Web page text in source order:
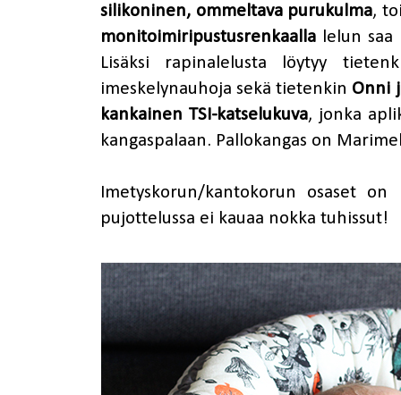
silikoninen, ommeltava purukulma,
monitoimiripustusrenkaalla lelun
Lisäksi rapinalelusta löytyy
imeskelynauhoja sekä tietenkin Onni
kankainen TSI-katselukuva, jonka
kangaspalaan. Pallokangas on
Imetyskorun/kantokorun osaset
pujottelussa ei kauaa nokka tuhissut!